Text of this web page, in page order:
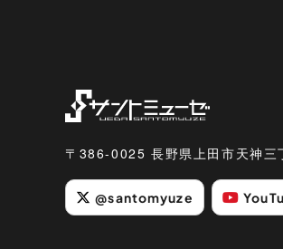
〒386-0025 長野県上田市天神三
@santomyuze